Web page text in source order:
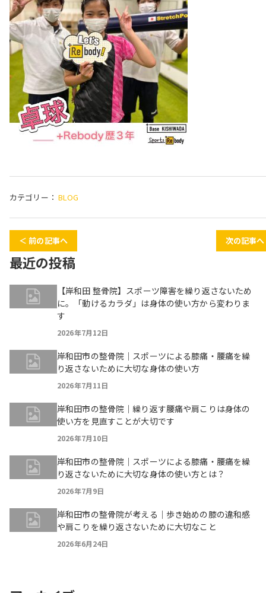
カテゴリー： BLOG
＜ 前の記事へ 次の記事
最近の投稿
【岸和田 整骨院】スポーツ障害を繰り返さないため
に。「動けるカラダ」は身体の使い方から変わりま
す
2026年7月12日
岸和田市の整骨院｜スポーツによる膝痛・腰痛を繰
り返さないために大切な身体の使い方
2026年7月11日
岸和田市の整骨院｜繰り返す腰痛や肩こりは身体の
使い方を見直すことが大切です
2026年7月10日
岸和田市の整骨院｜スポーツによる膝痛・腰痛を繰
り返さないために大切な身体の使い方とは？
2026年7月9日
岸和田市の整骨院が考える｜歩き始めの膝の違和感
や肩こりを繰り返さないために大切なこと
2026年6月24日